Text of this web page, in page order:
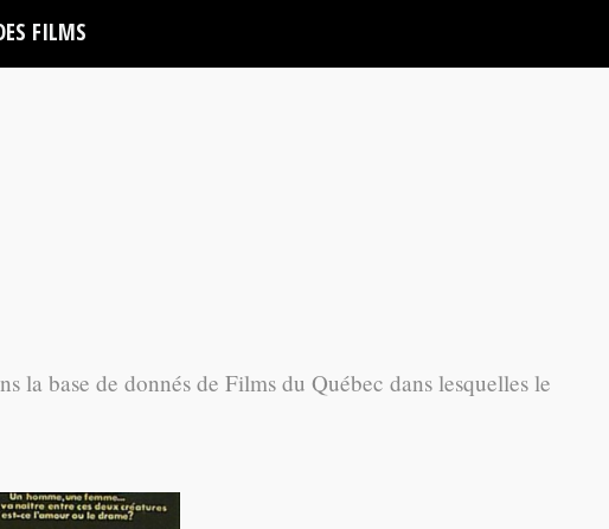
FILMS
la base de donnés de Films du Québec dans lesquelles le